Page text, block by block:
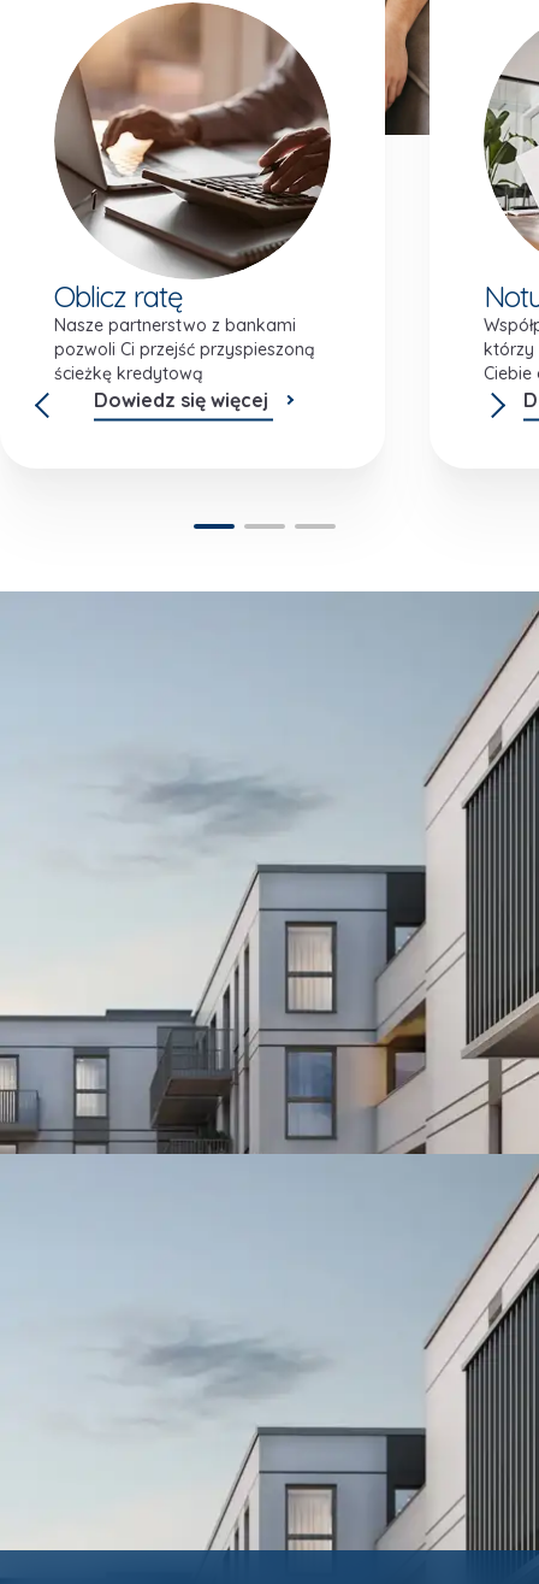
Atuty inwestycji
Oblicz ratę
Nasze partnerstwo z bankami
pozwoli Ci przejść przyspieszoną
ścieżkę kredytową
Dowiedz się więcej
którzy